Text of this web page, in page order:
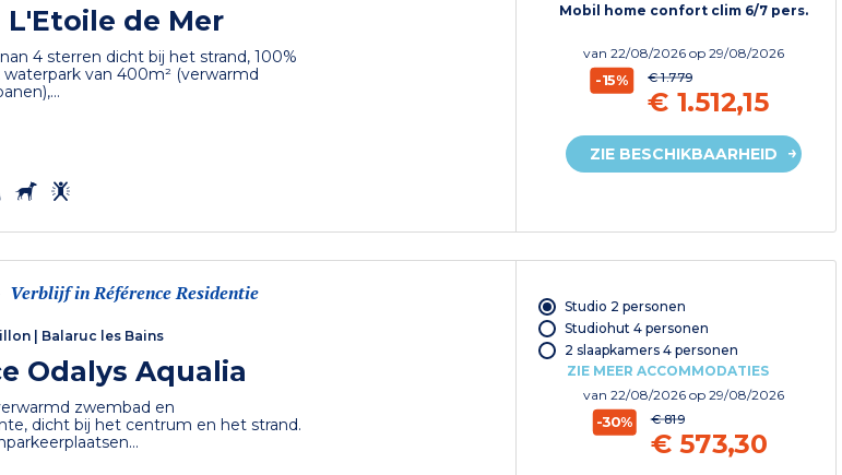
de Mer
4 sterren dicht bij het strand, 100%
van 400m² (verwarmd
Mobil home confort clim 6/7 pers.
van 22/08/2026 op 29/08/2026
-15% € 1.779
€ 1.512,15
ZIE BESCHIKBAARHEID
Verblijf in Référence Residentie
Balaruc les Bains
Odalys Aqualia
zwembad en
dicht bij het centrum en het strand.
Studio 2 personen
Studiohut 4 personen
2 slaapkamers 4 personen
ZIE MEER ACCOMMODATIES
van 22/08/2026 op 29/08/2026
-30% € 819
€ 573,30